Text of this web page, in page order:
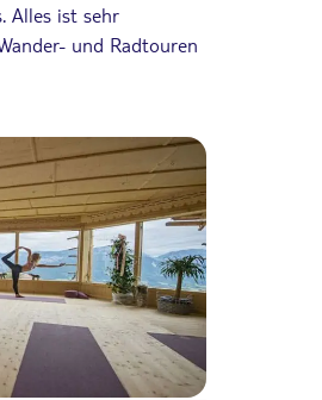
Alles ist sehr
und Radtouren